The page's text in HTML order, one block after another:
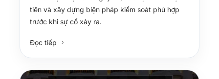
tiên và xây dựng biện pháp kiểm soát phù hợp
trước khi sự cố xảy ra.
Đọc tiếp